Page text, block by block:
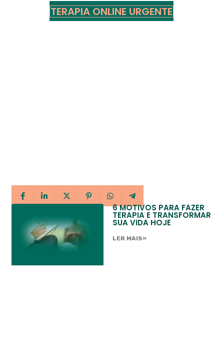
TERAPIA ONLINE URGENTE
6 MOTIVOS PARA FAZER
TERAPIA E TRANSFORMAR
SUA VIDA HOJE
LER MAIS»